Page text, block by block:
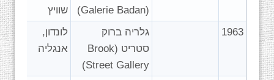
(Galerie Badan)
שוויץ
1963
גלריה ברוק
סטריט (Brook
Street Gallery)
לונדון,
אנגליה